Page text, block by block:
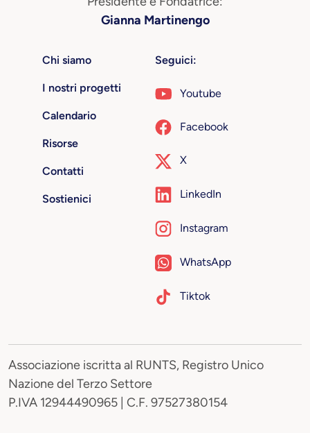
Gianna Martinengo
Chi siamo
I nostri progetti
Calendario
Risorse
Contatti
Sostienici
Seguici:
Youtube
Facebook
X
LinkedIn
Instagram
WhatsApp
Tiktok
Associazione iscritta al RUNTS, Registro Unico
Nazione del Terzo Settore
P.IVA 12944490965 | C.F. 97527380154